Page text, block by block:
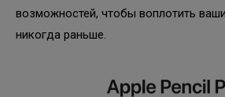
возможностей, чтобы воплотить
никогда раньше.